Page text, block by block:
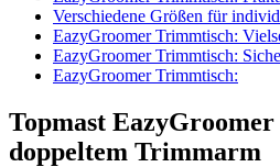
Verschiedene Größen für
EazyGroomer Trimmtisch:
EazyGroomer Trimmtisch:
EazyGroomer Trimmtisch:
Topmast
doppeltem Trimmarm